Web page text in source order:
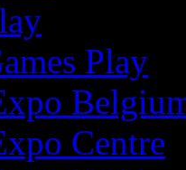
Play
Centre